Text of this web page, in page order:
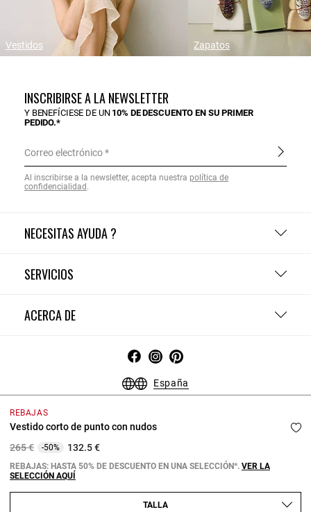
REBAJAS
Vestido corto de punto con nudos
Price reduced from
265 €to-50% 132.5 €
REBAJAS: HASTA 50% DE DESCUENTO EN UNA SELECCIÓN*. VER LA
SELECCIÓN AQUÍ
TALLA
Vestidos Zapatos
NECESITAS AYUDA ?
SERVICIOS
ACERCA DE
INSCRIBIRSE A LA NEWSLETTER
Y BENEFÍCIESE DE UN 10% DE DESCUENTO EN SU PRIMER
PEDIDO.*
Correo electrónico
Al inscribirse a la newsletter, acepta nuestra política de
confidencialidad.
España
Condiciones Generales - Guía de compras
Política de Confidencialidad
Copyright © 2026 Claudie Pierlot. Todos los derechos reservados.